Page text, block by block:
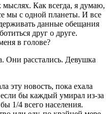
Как всегда, я думаю,
с одной планеты. И все
данные обещания
друг о друге.
в голове?
Они расстались. Девушка
эту новость, пока ехала
бы каждый умирал из-за
1/4 всего населения.